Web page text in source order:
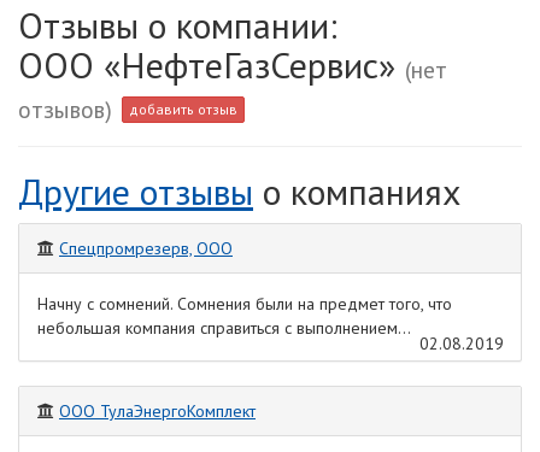
Отзывы о компании:
ООО «НефтеГазСервис» (нет
отзывов)
добавить отзыв
Другие отзывы о компаниях
Спецпромрезерв, ООО
Начну с сомнений. Сомнения были на предмет того, что
небольшая компания справиться с выполнением...
02.08.2019
ООО ТулаЭнергоКомплект